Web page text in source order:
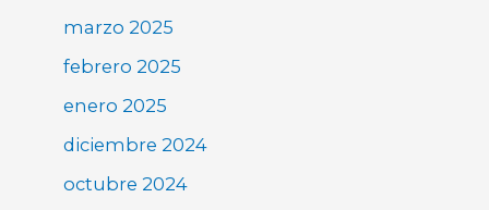
marzo 2025
febrero 2025
enero 2025
diciembre 2024
octubre 2024